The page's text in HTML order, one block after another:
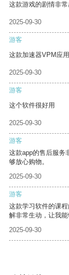
这款游戏的剧情非常
2025-09-30
游客
这款加速器VPM应
2025-09-30
游客
这个软件很好用
2025-09-30
游客
这款app的售后服务
够放心购物。
2025-09-30
游客
这款学习软件的课
解非常生动，让我能
2025-09-30